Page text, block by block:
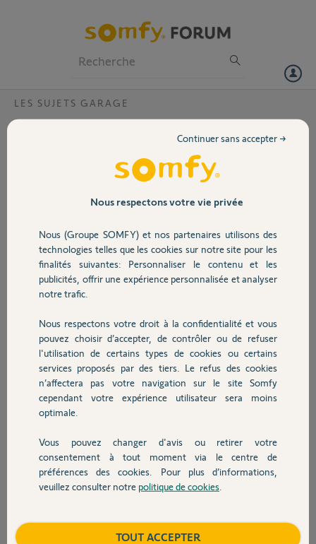
Volet
Sécurité
Domotique
Chauffage
Autres produits
Devis avec un pro
Contact
LES SUJETS GARAGE
J'ai bien appairée une nouvelle
telecommande à centralis Indoor RTS mais
le moteur ne s'allume plus ?
télécommande à mon
déjà 2. J'ai réussi à
l'appairer avec la centrale
car quand je clique dessus
le bouton de la centrale
s'allume. Toutes mes
voyant de la centrale maintenant... mais elles ne commandent plus le
moteur !
Celui fonctionne maintenant seulement quand j'appuie sur le bouton
S S situé sur la centrale.
MARC F.
il y a presque 6 ans
Nous respectons votre vie privée
Nous (Groupe SOMFY) et nos partenaires utilisons des
technologies telles que les cookies sur notre site pour les
finalités suivantes: Personnaliser le contenu et les
publicités, offrir une expérience personnalisée et analyser
notre trafic.
Nous respectons votre droit à la confidentialité et vous
pouvez choisir d’accepter, de contrôler ou de refuser
l'utilisation de certains types de cookies ou certains
services proposés par des tiers. Le refus des cookies
n’affectera pas votre navigation sur le site Somfy
cependant votre expérience utilisateur sera moins
optimale.
Vous pouvez changer d'avis ou retirer votre
consentement à tout moment via le centre de
préférences des cookies. Pour plus d’informations,
veuillez consulter notre politique de cookies
Continuer sans accepter →
TOUT ACCEPTER